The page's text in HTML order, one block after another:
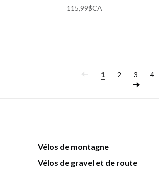
115,99$CA
1 2 3 4
Vélos de montagne
Vélos de gravel et de route